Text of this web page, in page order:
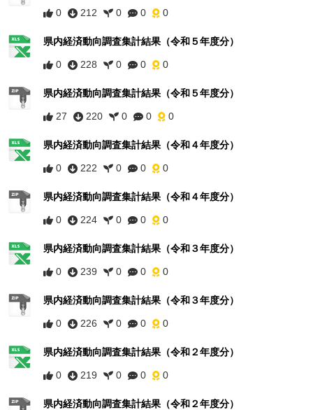
0 212 0 0 0
県内経済動向調査集計結果（令和５年度分）
0 228 0 0 0
県内経済動向調査集計結果（令和５年度分）
27 220 0 0 0
県内経済動向調査集計結果（令和４年度分）
0 222 0 0 0
県内経済動向調査集計結果（令和４年度分）
0 224 0 0 0
県内経済動向調査集計結果（令和３年度分）
0 239 0 0 0
県内経済動向調査集計結果（令和３年度分）
0 226 0 0 0
県内経済動向調査集計結果（令和２年度分）
0 219 0 0 0
県内経済動向調査集計結果（令和２年度分）